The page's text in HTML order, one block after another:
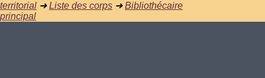
territorial ➜Liste des corps ➜Bibliothécaire
principal